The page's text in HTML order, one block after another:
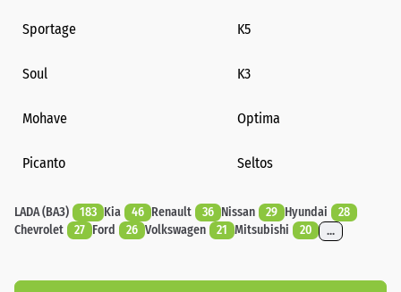
Sportage K5
Soul K3
Mohave Optima
Picanto Seltos
LADA (ВАЗ) 183 Kia 46 Renault 36 Nissan 29 Hyundai
28
Chevrolet
27 Ford 26 Volkswagen 21 Mitsubishi 20 ...